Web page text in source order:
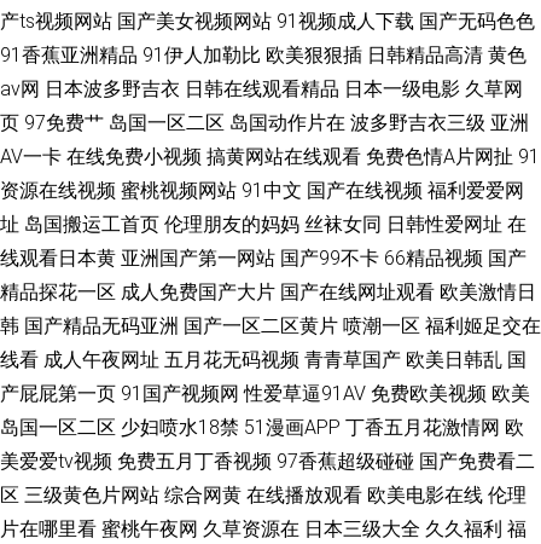
产ts视频网站 国产美女视频网站 91视频成人下载 国产无码色色
91香蕉亚洲精品 91伊人加勒比 欧美狠狠插 日韩精品高清 黄色
av网 日本波多野吉衣 日韩在线观看精品 日本一级电影 久草网
页 97免费艹 岛国一区二区 岛国动作片在 波多野吉衣三级 亚洲
AV一卡 在线免费小视频 搞黄网站在线观看 免费色情A片网扯 91
资源在线视频 蜜桃视频网站 91中文 国产在线视频 福利爱爱网
址 岛国搬运工首页 伦理朋友的妈妈 丝袜女同 日韩性爱网址 在
线观看日本黄 亚洲国产第一网站 国产99不卡 66精品视频 国产
精品探花一区 成人免费国产大片 国产在线网址观看 欧美激情日
韩 国产精品无码亚洲 国产一区二区黄片 喷潮一区 福利姬足交在
线看 成人午夜网址 五月花无码视频 青青草国产 欧美日韩乱 国
产屁屁第一页 91国产视频网 性爱草逼91AV 免费欧美视频 欧美
岛国一区二区 少妇喷水18禁 51漫画APP 丁香五月花激情网 欧
美爱爱tv视频 免费五月丁香视频 97香蕉超级碰碰 国产免费看二
区 三级黄色片网站 综合网黄 在线播放观看 欧美电影在线 伦理
片在哪里看 蜜桃午夜网 久草资源在 日本三级大全 久久福利 福